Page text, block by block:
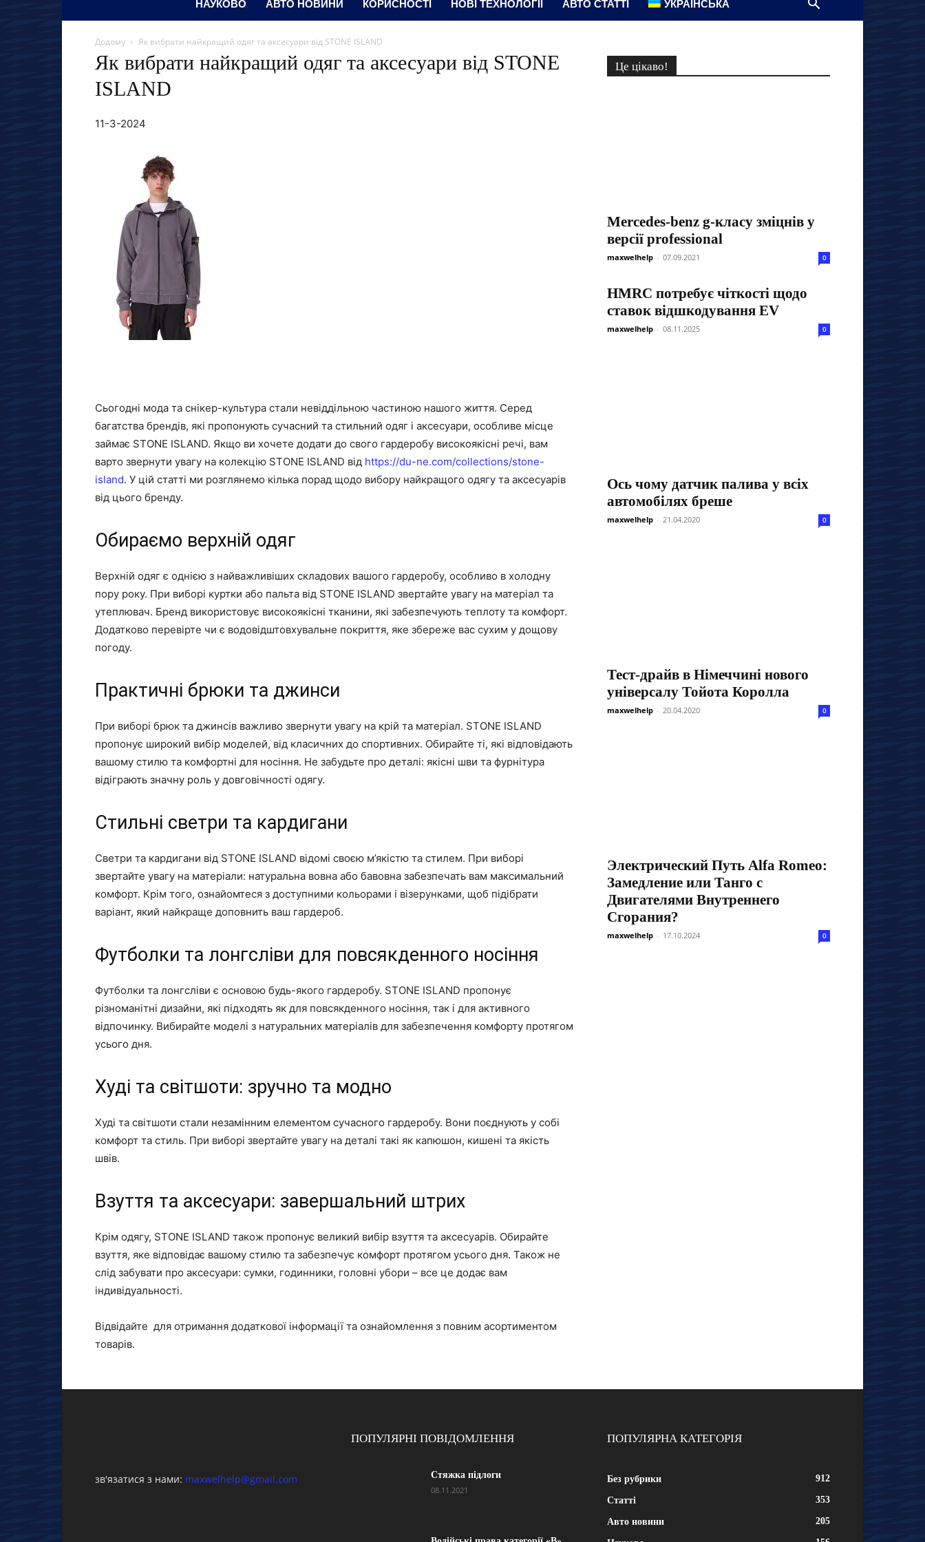
НАУКОВО АВТО НОВИНИ КОРИСНОСТІ НОВІ ТЕХНОЛОГІЇ АВТО СТАТТІ УКРАЇНСЬКА
Додому Як вибрати найкращий одяг та аксесуари від STONE ISLAND
Як вибрати найкращий одяг та аксесуари від STONE
ISLAND
11-3-2024
Сьогодні мода та снікер-культура стали невіддільною частиною нашого життя. Серед
багатства брендів, які пропонують сучасний та стильний одяг і аксесуари, особливе місце
займає STONE ISLAND. Якщо ви хочете додати до свого гардеробу високоякісні речі, вам
варто звернути увагу на колекцію STONE ISLAND від https://du-ne.com/collections/stone-
island. У цій статті ми розглянемо кілька порад щодо вибору найкращого одягу та аксесуарів
від цього бренду.
Обираємо верхній одяг
Верхній одяг є однією з найважливіших складових вашого гардеробу, особливо в холодну
пору року. При виборі куртки або пальта від STONE ISLAND звертайте увагу на матеріал та
утеплювач. Бренд використовує високоякісні тканини, які забезпечують теплоту та комфорт.
Додатково перевірте чи є водовідштовхувальне покриття, яке збереже вас сухим у дощову
погоду.
Практичні брюки та джинси
При виборі брюк та джинсів важливо звернути увагу на крій та матеріал. STONE ISLAND
пропонує широкий вибір моделей, від класичних до спортивних. Обирайте ті, які відповідають
вашому стилю та комфортні для носіння. Не забудьте про деталі: якісні шви та фурнітура
відіграють значну роль у довговічності одягу.
Стильні светри та кардигани
Светри та кардигани від STONE ISLAND відомі своєю м’якістю та стилем. При виборі
звертайте увагу на матеріали: натуральна вовна або бавовна забезпечать вам максимальний
комфорт. Крім того, ознайомтеся з доступними кольорами і візерунками, щоб підібрати
варіант, який найкраще доповнить ваш гардероб.
Футболки та лонгсліви для повсякденного носіння
Футболки та лонгсліви є основою будь-якого гардеробу. STONE ISLAND пропонує
різноманітні дизайни, які підходять як для повсякденного носіння, так і для активного
відпочинку. Вибирайте моделі з натуральних матеріалів для забезпечення комфорту протягом
усього дня.
Худі та світшоти: зручно та модно
Худі та світшоти стали незамінним елементом сучасного гардеробу. Вони поєднують у собі
комфорт та стиль. При виборі звертайте увагу на деталі такі як капюшон, кишені та якість
швів.
Взуття та аксесуари: завершальний штрих
Крім одягу, STONE ISLAND також пропонує великий вибір взуття та аксесуарів. Обирайте
взуття, яке відповідає вашому стилю та забезпечує комфорт протягом усього дня. Також не
слід забувати про аксесуари: сумки, годинники, головні убори – все це додає вам
індивідуальності.
Відвідайте для отримання додаткової інформації та ознайомлення з повним асортиментом
товарів.
Це цікаво!
Mercedes-benz g-класу зміцнів у
версії professional
maxwelhelp - 07.09.2021 0
HMRC потребує чіткості щодо
ставок відшкодування EV
maxwelhelp - 08.11.2025 0
Ось чому датчик палива у всіх
автомобілях бреше
maxwelhelp - 21.04.2020 0
Тест-драйв в Німеччині нового
універсалу Тойота Королла
maxwelhelp - 20.04.2020 0
Электрический Путь Alfa Romeo:
Замедление или Танго с
Двигателями Внутреннего
Сгорания?
maxwelhelp - 17.10.2024 0
зв'язатися з нами: maxwelhelp@gmail.com
ПОПУЛЯРНІ ПОВІДОМЛЕННЯ
Стяжка підлоги
08.11.2021
ПОПУЛЯРНА КАТЕГОРІЯ
Без рубрики 912
Статті 353
Авто новини 205